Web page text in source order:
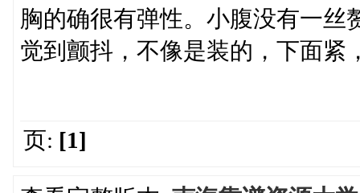
胸的确很有弹性。小腹没有一丝
觉到颤抖，不像是装的，下面紧
页: [1]